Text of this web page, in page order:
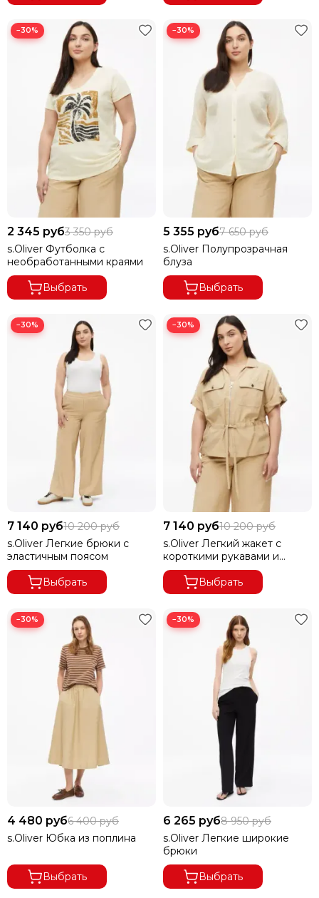
−30%
2 345 руб3 350 руб
s.Oliver Футболка с
необработанными краями
Выбрать
−30%
5 355 руб7 650 руб
s.Oliver Полупрозрачная
блуза
Выбрать
−30%
7 140 руб10 200 руб
s.Oliver Легкие брюки с
эластичным поясом
Выбрать
−30%
7 140 руб10 200 руб
s.Oliver Легкий жакет с
короткими рукавами и
завязками
Выбрать
−30%
4 480 руб6 400 руб
s.Oliver Юбка из поплина
Выбрать
−30%
6 265 руб8 950 руб
s.Oliver Легкие широкие
брюки
Выбрать